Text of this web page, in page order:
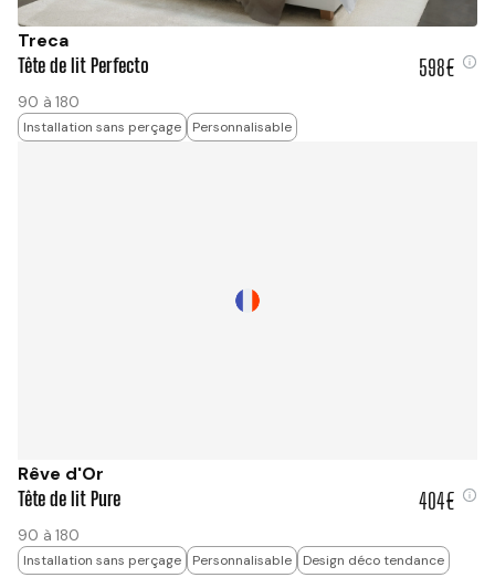
Treca
Tête de lit Perfecto 598€
90 à 180
Installation sans perçage Personnalisable
Rêve d'Or
Tête de lit Pure 404€
90 à 180
Installation sans perçage Personnalisable Design déco tendance